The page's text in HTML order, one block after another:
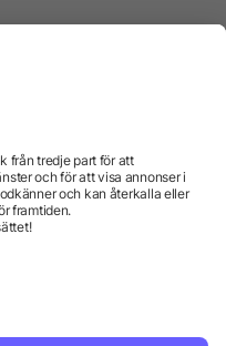
föreningar och